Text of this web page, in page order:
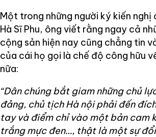
Một trong những người ký kiến nghị
Hà Sĩ Phu, ông viết rằng ngay cả
cộng sản hiện nay cũng chẳng tin
của cái họ gọi là chế độ công hữu
nữa:
“Dân chúng bắt giam những chủ
đảng, chủ tịch Hà nội phải đến
tay và điểm chỉ vào một bản cam
trắng mực đen…, thật là một sự